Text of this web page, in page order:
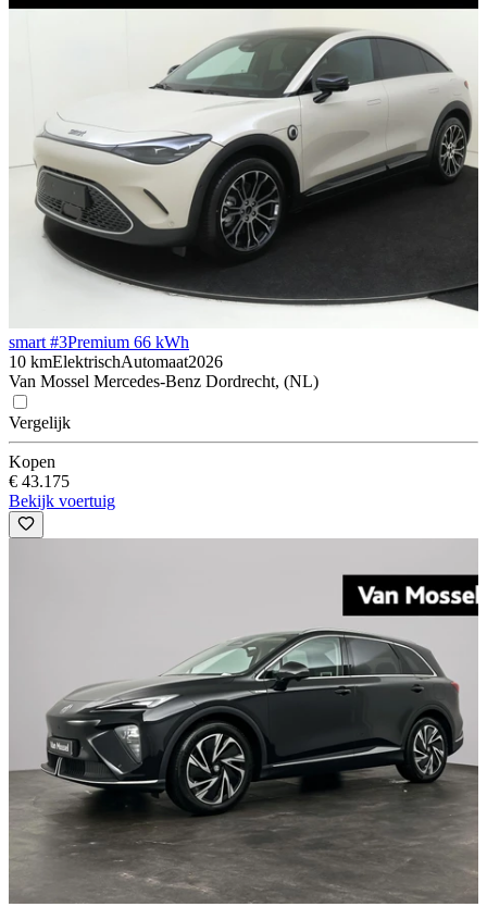
smart #3Premium 66 kWh
10 kmElektrischAutomaat2026
Van Mossel Mercedes-Benz Dordrecht, (NL)
Vergelijk
Kopen
€ 43.175
Bekijk voertuig